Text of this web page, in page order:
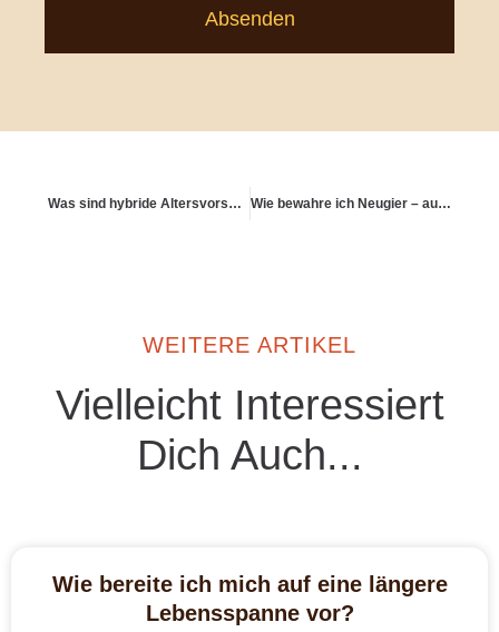
Absenden
Was sind hybride Altersvorsorgelösungen? Wie bewahre ich Neugier – auch im 8. Lebensjahrzehnt?
WEITERE ARTIKEL
Vielleicht Interessiert
Dich Auch...
Wie bereite ich mich auf eine längere
Lebensspanne vor?